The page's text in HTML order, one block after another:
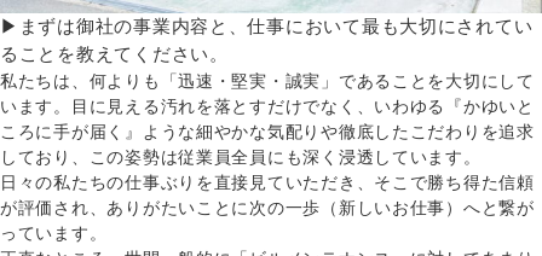
▶まずは御社の事業内容と、仕事において最も大切にされてい
ることを教えてください。
私たちは、何よりも「迅速・堅実・誠実」であることを大切にして
います。目に見える汚れを落とすだけでなく、いわゆる『かゆいと
ころに手が届く』ような細やかな気配りや徹底したこだわりを追求
しており、この姿勢は従業員全員にも深く浸透しています。
日々の私たちの仕事ぶりを直接見ていただき、そこで勝ち得た信頼
が評価され、ありがたいことに次の一歩（新しいお仕事）へと繋が
っています。